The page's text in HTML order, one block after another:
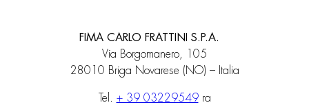
FIMA CARLO FRATTINI S.P.A.
Via Borgomanero, 105
28010 Briga Novarese (NO) – Italia
Tel. + 39 03229549ra